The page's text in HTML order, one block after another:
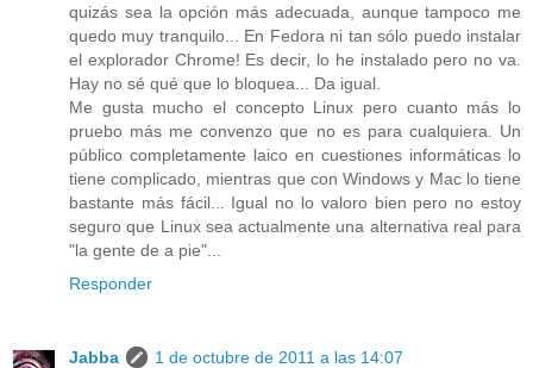
quizás sea la opción más adecuada, aunque tampoco me
quedo muy tranquilo... En Fedora ni tan sólo puedo instalar
el explorador Chrome! Es decir, lo he instalado pero no va.
Hay no sé qué que lo bloquea... Da igual.
Me gusta mucho el concepto Linux pero cuanto más lo
pruebo más me convenzo que no es para cualquiera. Un
público completamente laico en cuestiones informáticas lo
tiene complicado, mientras que con Windows y Mac lo tiene
bastante más fácil... Igual no lo valoro bien pero no estoy
seguro que Linux sea actualmente una alternativa real para
"la gente de a pie"...
Responder
Jabba
1 de octubre de 2011 a las 14:07